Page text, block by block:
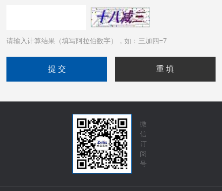
请输入计算结果（填写阿拉伯数字），如：三加四=7
微
信
订
阅
号